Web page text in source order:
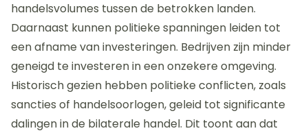
handelsvolumes tussen de betrokken landen.
Daarnaast kunnen politieke spanningen leiden tot
een afname van investeringen. Bedrijven zijn minder
geneigd te investeren in een onzekere omgeving.
Historisch gezien hebben politieke conflicten, zoals
sancties of handelsoorlogen, geleid tot significante
dalingen in de bilaterale handel. Dit toont aan dat